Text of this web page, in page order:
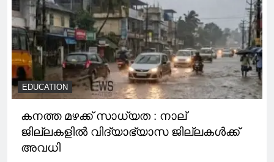
EDUCATION
കനത്ത മഴക്ക് സാധ്യത : നാല്
ജില്ലകളിൽ വിദ്യാഭ്യാസ ജില്ലകൾക്ക്
അവധി